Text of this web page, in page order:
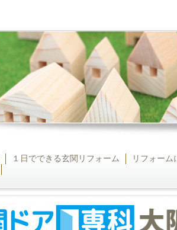
１日でできる玄関リフォーム リフォーム